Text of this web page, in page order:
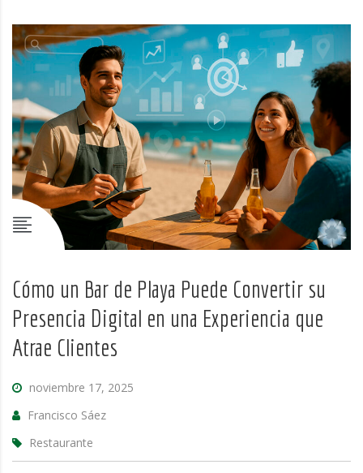
Cómo un Bar de Playa Puede Convertir su
Presencia Digital en una Experiencia que
Atrae Clientes
noviembre 17, 2025
Francisco Sáez
Restaurante